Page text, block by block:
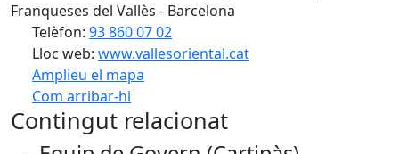
Franqueses del Vallès - Barcelona
Telèfon: 93 860 07 02
Lloc web: www.vallesoriental.cat
Amplieu el mapa
Com arribar-hi
+
Contingut relacionat